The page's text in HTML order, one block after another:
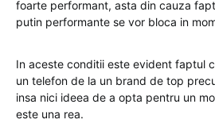
foarte performant, asta din cauza
putin performante se vor bloca in
In aceste conditii este evident faptul
un telefon de la un brand de top
insa nici ideea de a opta pentru un
este una rea.